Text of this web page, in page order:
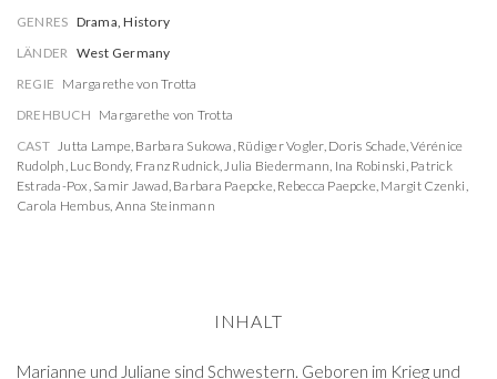
GENRES Drama, History
LÄNDER West Germany
REGIE Margarethe von Trotta
DREHBUCH Margarethe von Trotta
CAST Jutta Lampe, Barbara Sukowa, Rüdiger Vogler, Doris Schade,Vérénice
Rudolph, Luc Bondy, Franz Rudnick,Julia Biedermann, Ina Robinski, Patrick
Estrada-Pox, Samir Jawad, Barbara Paepcke, Rebecca Paepcke, Margit Czenki,
Carola Hembus, Anna Steinmann
INHALT
Marianne und Juliane sind Schwestern. Geboren im Krieg und